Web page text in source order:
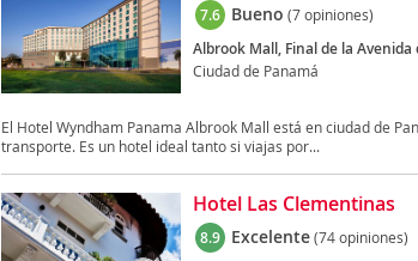
7.6 Bueno (7 opiniones)
Albrook Mall, Final de la Avenida
Ciudad de Panamá
El Hotel Wyndham Panama Albrook Mall está en ciudad de
transporte. Es un hotel ideal tanto si viajas por...
Hotel Las Clementinas
8.9 Excelente(74 opiniones)